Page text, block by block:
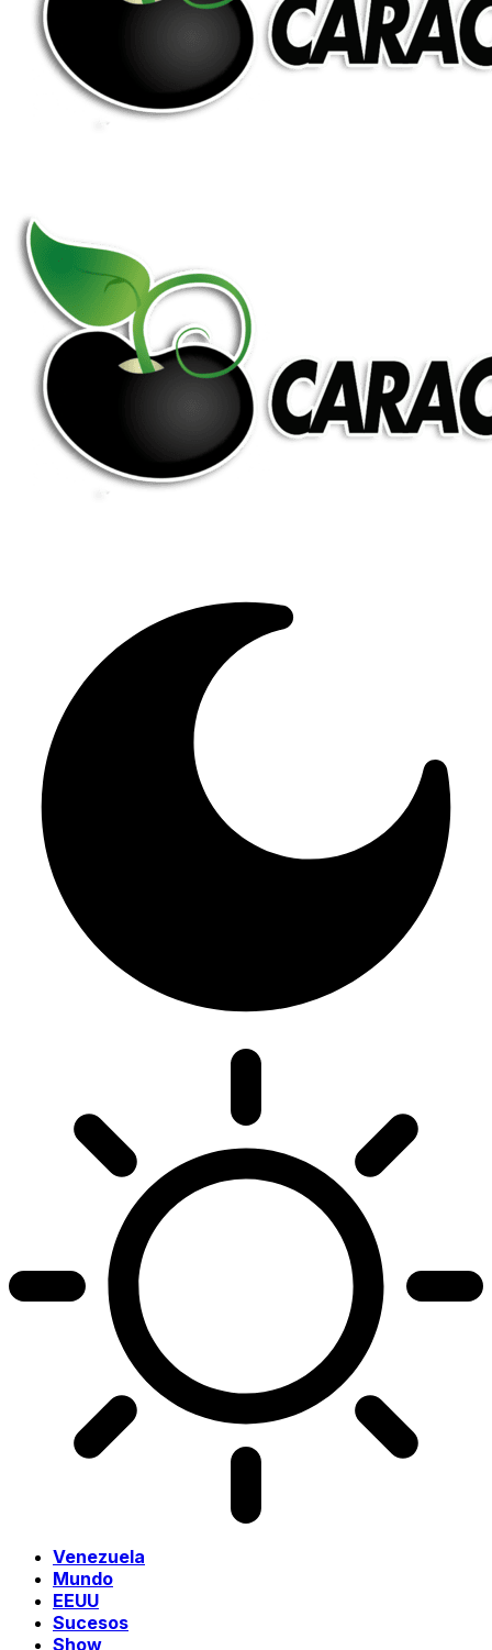
Venezuela
Mundo
EEUU
Sucesos
Show